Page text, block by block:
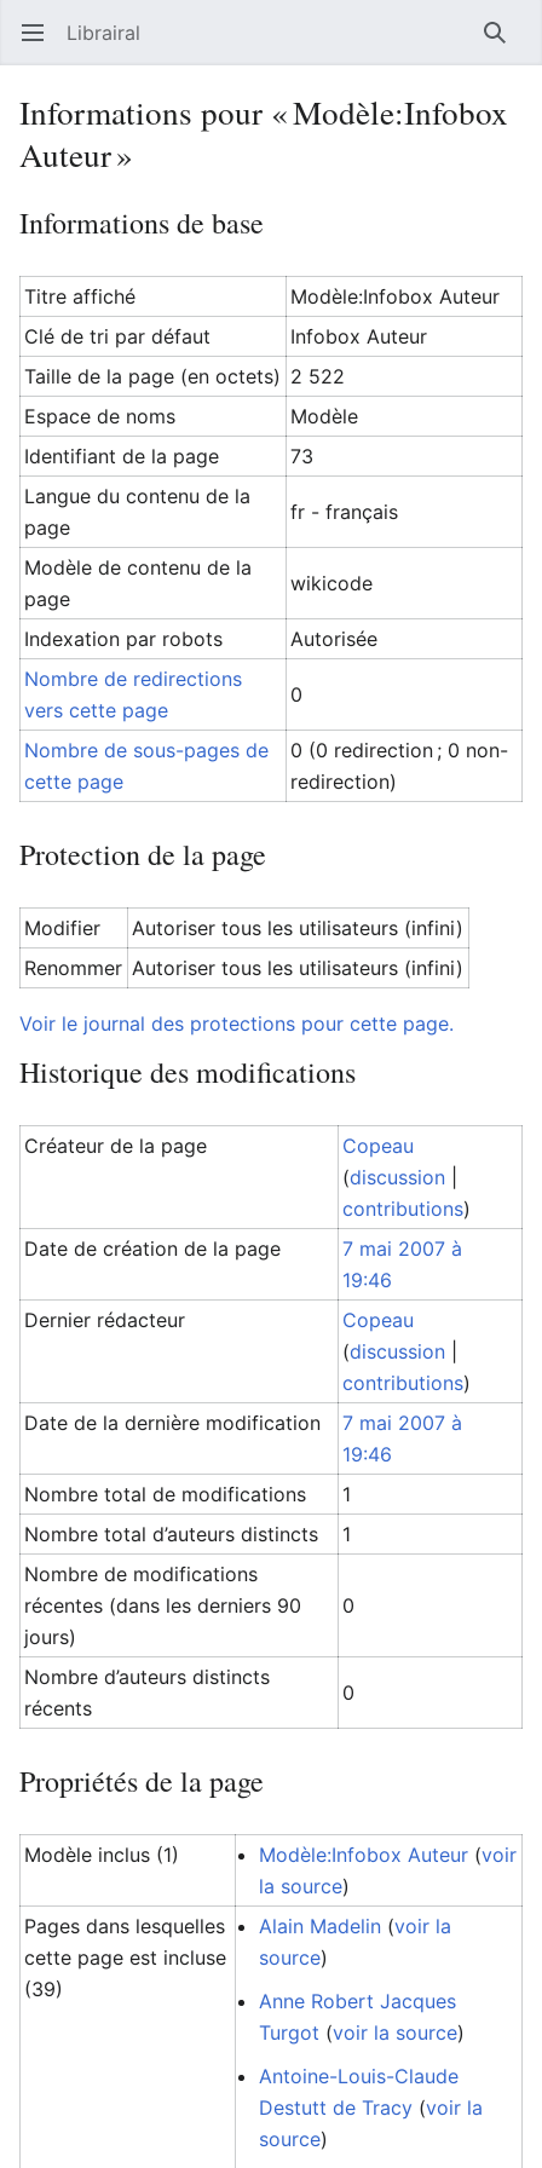
Ouvrir le menu principal Librairal
Informations pour « Modèle:Infobox
Auteur »
Informations de base
Titre affiché
Modèle:Infobox Auteur
Clé de tri par défaut
Infobox Auteur
Taille de la page (en octets) 2 522
Espace de noms
Modèle
Identifiant de la page
73
Langue du contenu de la
page
fr - français
Modèle de contenu de la
page
wikicode
Indexation par robots
Autorisée
Nombre de redirections
vers cette page
0
Nombre de sous-pages de
cette page
0 (0 redirection ; 0 non-
redirection)
Protection de la page
Modifier
Autoriser tous les utilisateurs (infini)
Renommer Autoriser tous les utilisateurs (infini)
Voir le journal des protections pour cette page.
Historique des modifications
Créateur de la page
Copeau
(discussion
contributions)
Date de création de la page
7 mai 2007 à
19:46
Dernier rédacteur
Copeau
(discussion
contributions)
Date de la dernière modification
7 mai 2007 à
19:46
Nombre total de modifications
1
Nombre total d’auteurs distincts
1
Nombre de modifications
récentes (dans les derniers 90
jours)
0
Nombre d’auteurs distincts
récents
0
Propriétés de la page
Modèle inclus (1) Modèle:Infobox Auteur (voir
la source)
Pages dans lesquelles
cette page est incluse
(39)
Alain Madelin (voir la
source)
Anne Robert Jacques
Turgot (voir la source)
Antoine-Louis-Claude
Destutt de Tracy (voir la
source)